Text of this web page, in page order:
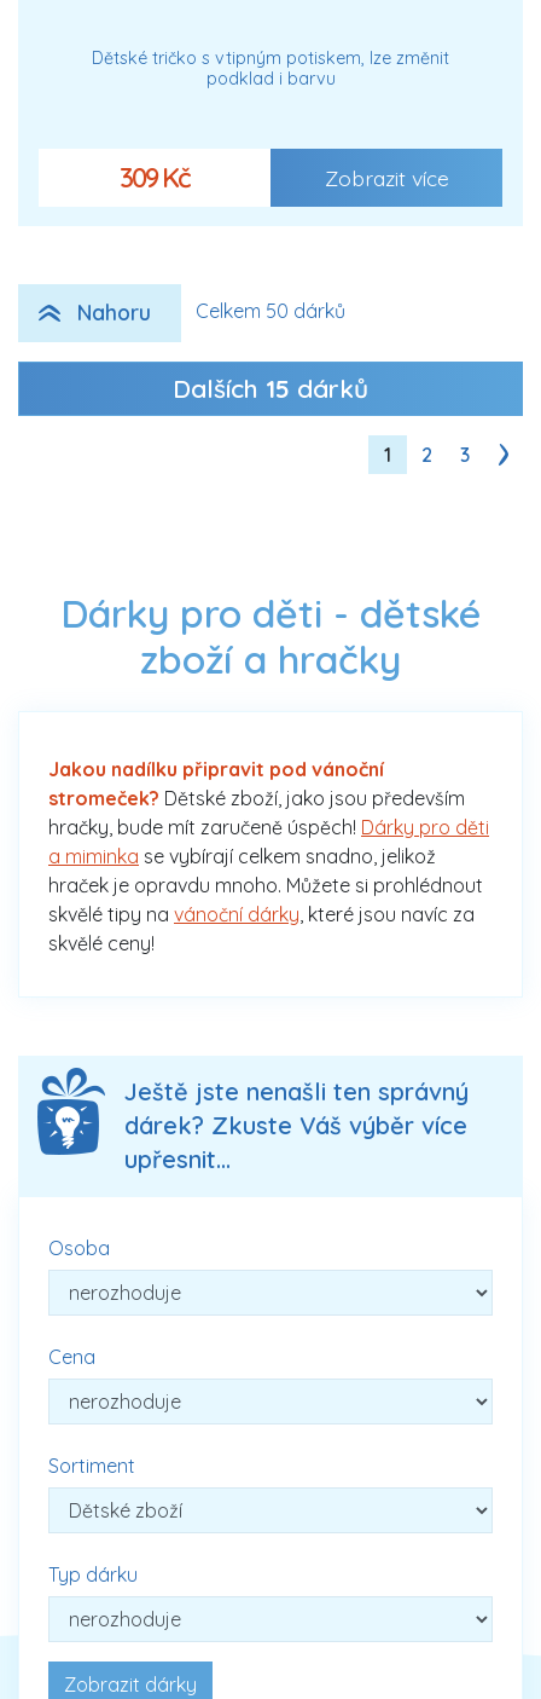
Dětské tričko s vtipným potiskem, lze změnit
podklad i barvu
309 Kč Zobrazit více
Nahoru Celkem 50 dárků
Dalších 15 dárků
1 2 3
Dárky pro děti - dětské
zboží a hračky
Jakou nadílku připravit pod vánoční
stromeček? Dětské zboží, jako jsou především
hračky, bude mít zaručeně úspěch! Dárky pro děti
a miminka se vybírají celkem snadno, jelikož
hraček je opravdu mnoho. Můžete si prohlédnout
skvělé tipy na vánoční dárky, které jsou navíc za
skvělé ceny!
Ještě jste nenašli ten správný
dárek? Zkuste Váš výběr více
upřesnit...
Osoba
Cena
Sortiment
Typ dárku